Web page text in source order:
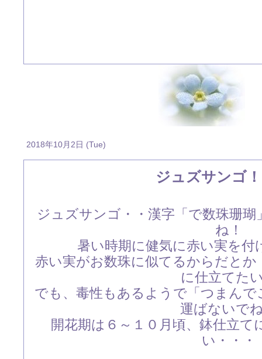
2018年10月2日 (Tue)
ジュズサンゴ！
ジュズサンゴ・・漢字「で数珠珊
ね！
暑い時期に健気に赤い実を
赤い実がお数珠に似てるからだと
に仕立てた
でも、毒性もあるようで「つまん
運ばないで
開花期は６～１０月頃、鉢仕立
い・・・